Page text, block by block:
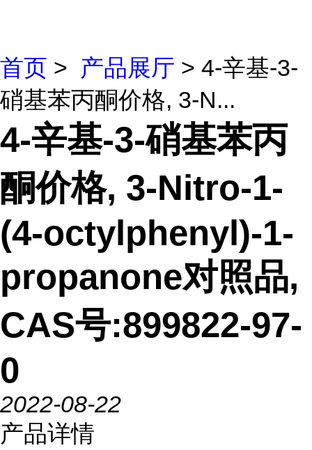
首页 > 产品展厅 > 4-辛基-3-
硝基苯丙酮价格, 3-N...
4-辛基-3-硝基苯丙
酮价格, 3-Nitro-1-
(4-octylphenyl)-1-
propanone对照品,
CAS号:899822-97-
0
2022-08-22
产品详情